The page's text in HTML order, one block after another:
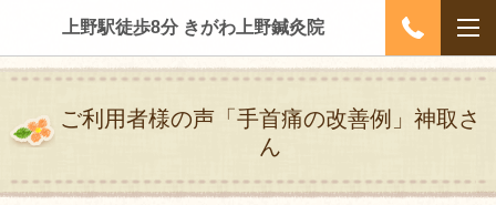
上野駅徒歩8分 きがわ上野鍼灸院
ご利用者様の声「手首痛の改善例」神取さ
ん